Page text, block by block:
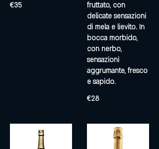
€35
fruttato, con
delicate sensazioni
di mela e lievito. In
bocca morbido,
con nerbo,
sensazioni
aggrumante, fresco
e sapido.
€28